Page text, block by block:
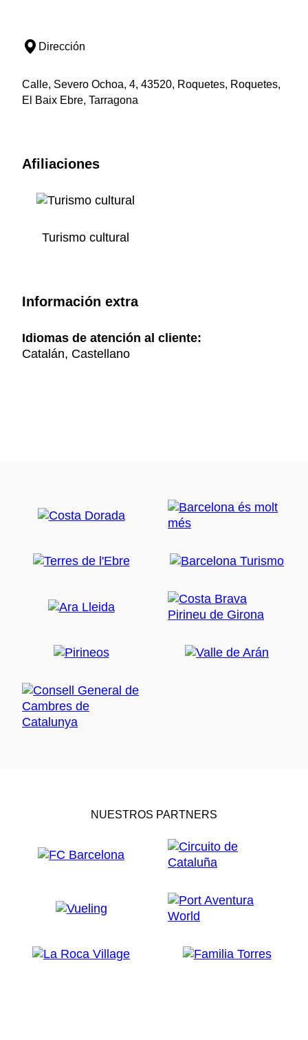
Dirección
Calle, Severo Ochoa, 4, 43520, Roquetes, Roquetes,
El Baix Ebre, Tarragona
Afiliaciones
Turismo cultural
Información extra
Idiomas de atención al cliente:
Catalán, Castellano
NUESTROS PARTNERS